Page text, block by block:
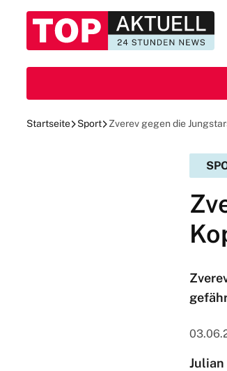
Startseite Sport Zverev gegen die
Julian